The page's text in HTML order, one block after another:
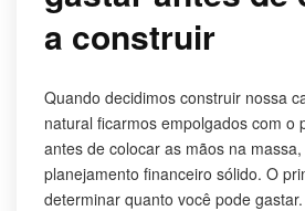
a construir
Quando decidimos construir nossa
natural ficarmos empolgados com o
antes de colocar as mãos na
planejamento financeiro sólido. O
determinar quanto você pode